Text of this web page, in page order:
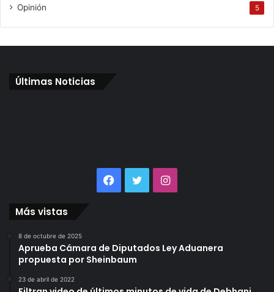
Opinión 5
Últimas Noticias
Facebook
TwitterInstagram
Más vistas
8 de octubre de 2025
Aprueba Cámara de Diputados Ley Aduanera
propuesta por Sheinbaum
23 de abril de 2022